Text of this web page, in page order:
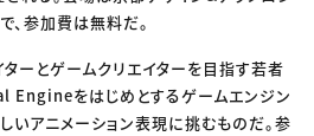
、参加費は無料だ。
ターとゲームクリエイターを目指す若者
Engineをはじめとするゲームエンジン
いアニメーション表現に挑むものだ。参